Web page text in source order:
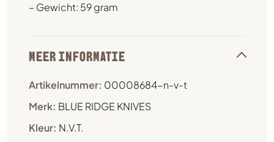
– Gewicht: 59 gram
MEER INFORMATIE
Artikelnummer: 00008684-n-v-t
Merk: BLUE RIDGE KNIVES
Kleur: N.V.T.